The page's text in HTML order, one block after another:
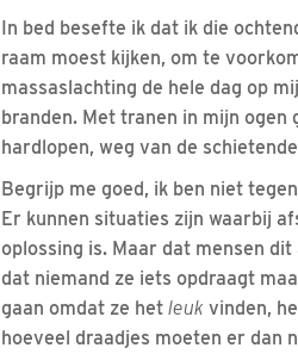
In bed besefte ik dat ik die
raam moest kijken, om te
massaslachting de hele dag op
branden. Met tranen in mijn ogen
hardlopen, weg van de
Begrijp me goed, ik ben niet
Er kunnen situaties zijn waarbij
oplossing is. Maar dat mensen dit
dat niemand ze iets opdraagt
gaan omdat ze het leuk vinden,
hoeveel draadjes moeten er dan